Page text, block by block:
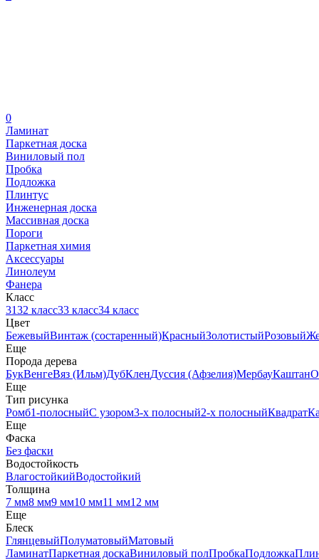
0
Ламинат
Паркетная доска
Виниловый пол
Пробка
Подложка
Плинтус
Инженерная доска
Массивная доска
Пороги
Паркетная химия
Аксессуары
Линолеум
Фанера
Класс
3132 класс33 класс34 класс
Цвет
БежевыйВинтаж (состаренный)КрасныйЗолотистыйРозовый
Еще
Порода дерева
БукВенгеВяз (Ильм)ДубКленДуссия (Афзелия)МербауКаштан
Еще
Тип рисунка
Ромб1-полосныйС узором3-х полосный2-х полосныйКвадрат
Еще
Фаска
Без фаски
Водостойкость
ВлагостойкийВодостойкий
Толщина
7 мм8 мм9 мм10 мм11 мм12 мм
Еще
Блеск
ГлянцевыйПолуматовыйМатовый
ЛаминатПаркетная доскаВиниловый полПробкаПодложка